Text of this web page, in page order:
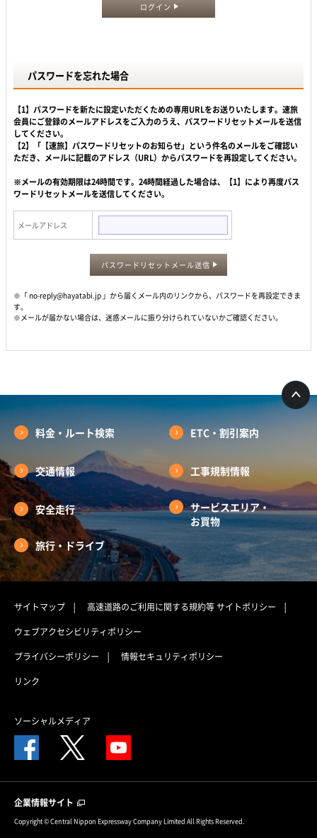
ログイン
パスワードを忘れた場合
【1】パスワードを新たに設定いただくための専用URLをお送りいたします。速旅
会員にご登録のメールアドレスをご入力のうえ、パスワードリセットメールを送信
してください。
【2】「【速旅】パスワードリセットのお知らせ」という件名のメールをご確認い
ただき、メールに記載のアドレス（URL）からパスワードを再設定してください。
※メールの有効期限は24時間です。24時間経過した場合は、【1】により再度パス
ワードリセットメールを送信してください。
メールアドレス
パスワードリセットメール送信
※「 no-reply@hayatabi.jp 」から届くメール内のリンクから、パスワードを再設定できま
す。
※メールが届かない場合は、迷惑メールに振り分けられていないかご確認ください。
料金・ルート検索 ETC・割引案内
交通情報 工事規制情報
安全走行
サービスエリア・
お買物
旅行・ドライブ
サイトマップ 高速道路のご利用に関する規約等サイトポリシー
ウェブアクセシビリティポリシー
プライバシーポリシー
情報セキュリティポリシー
リンク
ソーシャルメディア
企業情報サイト
Copyright © Central Nippon Expressway Company Limited All Rights Reserved.